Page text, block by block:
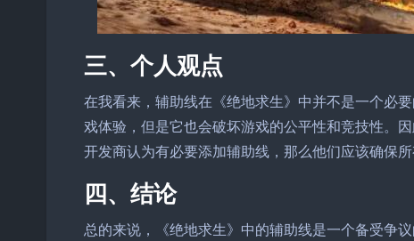
三、个人观点
在我看来，辅助线在《绝地求生》中并不是一个必
戏体验，但是它也会破坏游戏的公平性和竞技性。
开发商认为有必要添加辅助线，那么他们应该确保
四、结论
总的来说，《绝地求生》中的辅助线是一个备受争